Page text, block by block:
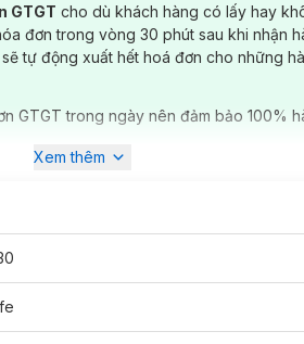
GTGT cho dù khách hàng có lấy hay
đơn trong vòng 30 phút sau khi nhận
tự động xuất hết hoá đơn cho những
GTGT trong ngày nên đảm bảo 100%
Xem thêm